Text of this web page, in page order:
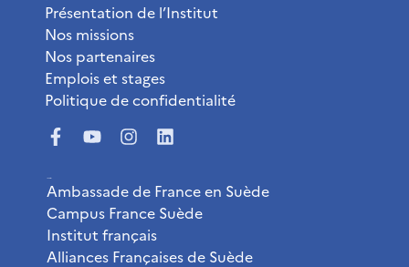
Présentation de l’Institut
Nos missions
Nos partenaires
Emplois et stages
Politique de confidentialité
Ambassade de France en Suède
Campus France Suède
Institut français
Alliances Françaises de Suède